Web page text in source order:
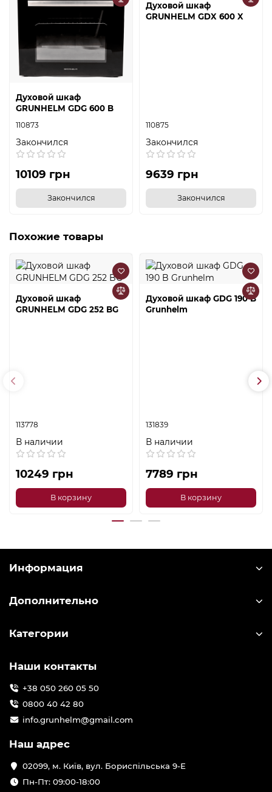
Духовой шкаф
GRUNHELM GDG 600 B
110873
Закончился
10109 грн
Закончился
Духовой шкаф
GRUNHELM GDX 600 X
110875
Закончился
9639 грн
Закончился
Похожие товары
Духовой шкаф
GRUNHELM GDG 252 BG
113778
В наличии
10249 грн
В корзину
Духовой шкаф GDG 190 B
Grunhelm
131839
В наличии
7789 грн
В корзину
Информация
Дополнительно
Категории
Наши контакты
+38 050 260 05 50
0800 40 42 80
info.grunhelm@gmail.com
Наш адрес
02099, м. Київ, вул. Бориспільська 9-Е
Пн-Пт: 09:00-18:00